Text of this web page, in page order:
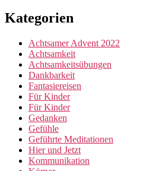
Kategorien
Achtsamer Advent 2022
Achtsamkeit
Achtsamkeitsübungen
Dankbarkeit
Fantasiereisen
Für Kinder
Für Kinder
Gedanken
Gefühle
Geführte Meditationen
Hier und Jetzt
Kommunikation